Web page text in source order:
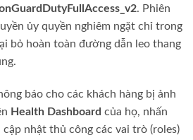
. Phiên
ủy quyền nghiêm ngặt chỉ trong
bỏ hoàn toàn đường dẫn leo thang
báo cho các khách hàng bị ảnh
Health Dashboard của họ, nhấn
nhật thủ công các vai trò (roles)